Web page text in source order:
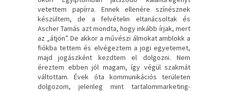
vetettem papírra. Ennek ellenére színésznek
készültem, de a felvételin eltanácsoltak és
Ascher Tamás azt mondta, hogy inkább írjak, mert
az „átjön”. De akkor a művészi álmokat amblokk a
fiókba tettem és elvégeztem a jogi egyetemet,
majd jogászként kezdtem el dolgozni. Nem
éreztem ebben jól magam, így végül szakmát
váltottam. Évek óta kommunikációs területen
dolgozom, jelenleg mint tartalommarketing-